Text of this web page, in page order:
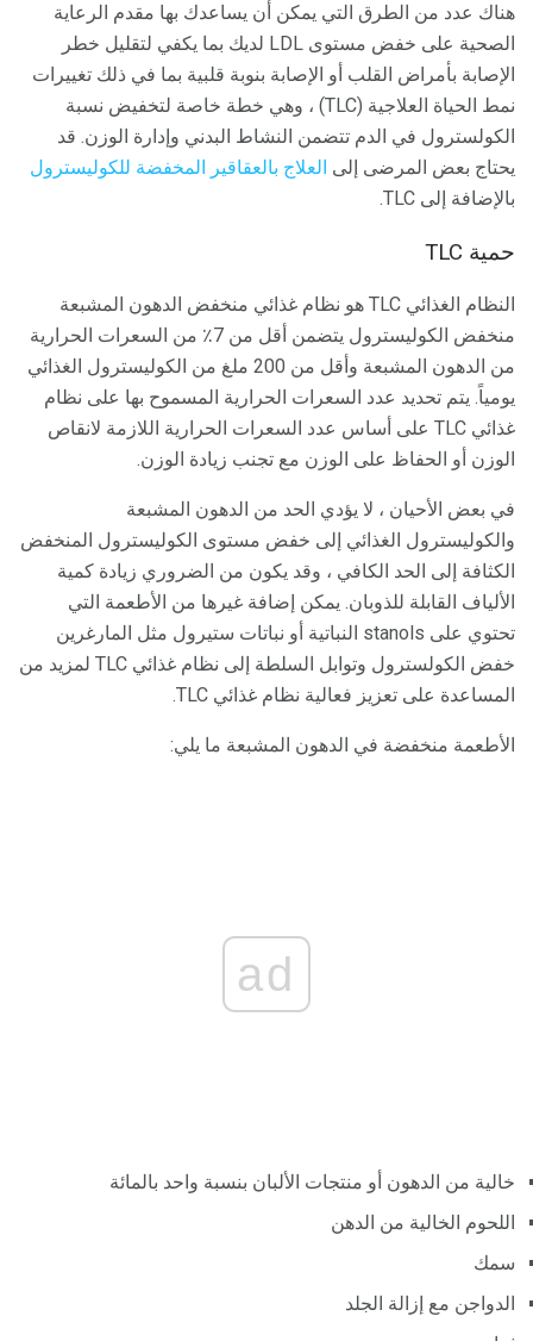
هناك عدد من الطرق التي يمكن أن يساعدك بها مقدم الرعاية
الصحية على خفض مستوى LDL لديك بما يكفي لتقليل خطر
الإصابة بأمراض القلب أو الإصابة بنوبة قلبية بما في ذلك تغييرات
نمط الحياة العلاجية (TLC) ، وهي خطة خاصة لتخفيض نسبة
الكولسترول في الدم تتضمن النشاط البدني وإدارة الوزن. قد
يحتاج بعض المرضى إلى العلاج بالعقاقير المخفضة للكوليسترول
بالإضافة إلى TLC.
حمية TLC
النظام الغذائي TLC هو نظام غذائي منخفض الدهون المشبعة
منخفض الكوليسترول يتضمن أقل من 7٪ من السعرات الحرارية
من الدهون المشبعة وأقل من 200 ملغ من الكوليسترول الغذائي
يومياً. يتم تحديد عدد السعرات الحرارية المسموح بها على نظام
غذائي TLC على أساس عدد السعرات الحرارية اللازمة لانقاص
الوزن أو الحفاظ على الوزن مع تجنب زيادة الوزن.
في بعض الأحيان ، لا يؤدي الحد من الدهون المشبعة
والكوليسترول الغذائي إلى خفض مستوى الكوليسترول المنخفض
الكثافة إلى الحد الكافي ، وقد يكون من الضروري زيادة كمية
الألياف القابلة للذوبان. يمكن إضافة غيرها من الأطعمة التي
تحتوي على stanols النباتية أو نباتات ستيرول مثل المارغرين
خفض الكولسترول وتوابل السلطة إلى نظام غذائي TLC لمزيد من
المساعدة على تعزيز فعالية نظام غذائي TLC.
الأطعمة منخفضة في الدهون المشبعة ما يلي:
ad
خالية من الدهون أو منتجات الألبان بنسبة واحد بالمائة
اللحوم الخالية من الدهن
سمك
الدواجن مع إزالة الجلد